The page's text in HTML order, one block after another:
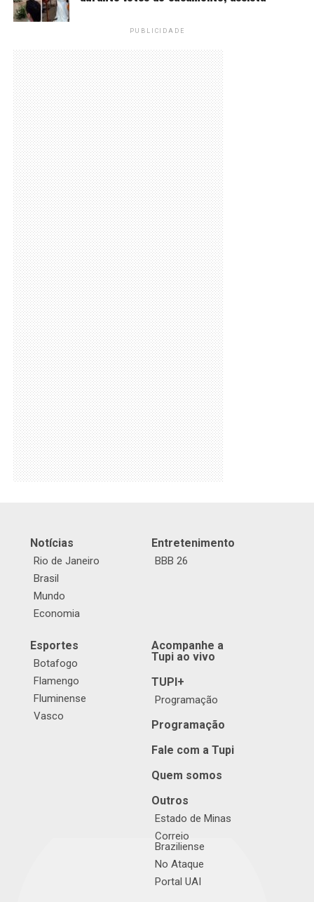
PUBLICIDADE
Notícias
Rio de Janeiro
Brasil
Mundo
Economia
Entretenimento
BBB 26
Esportes
Botafogo
Flamengo
Fluminense
Vasco
Acompanhe a
Tupi ao vivo
TUPI+
Programação
Programação
Fale com a Tupi
Quem somos
Outros
Estado de Minas
Correio
Braziliense
No Ataque
Portal UAI